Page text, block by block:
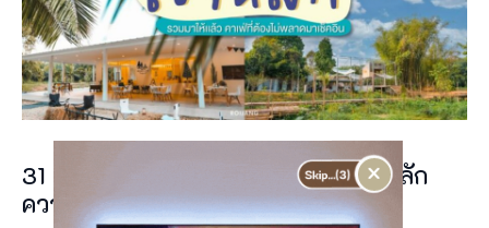
ศ
ว
ลี
G
r
31 คาเฟ่เขาหลัก 2024 ร้านกาแฟเขาหลัก
ความสุขในแก้ว ณ เขาหลัก
×